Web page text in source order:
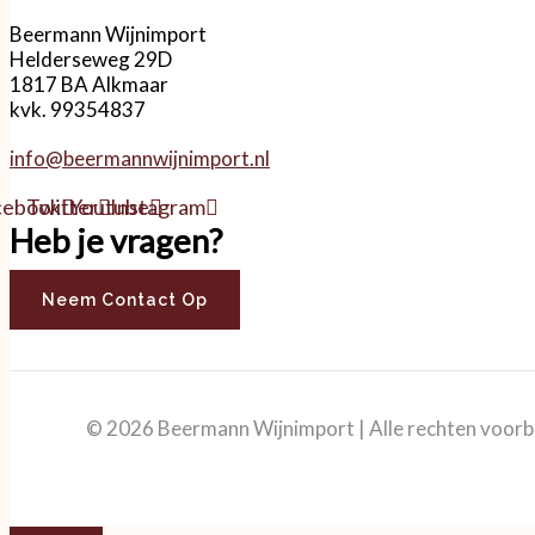
Beermann Wijnimport
Helderseweg 29D
1817 BA Alkmaar
kvk. 99354837
info@beermannwijnimport.nl
TwitterYoutubeInstagram
Heb je vragen?
Neem Contact Op
© 2026 Beermann Wijnimport | Alle rechten